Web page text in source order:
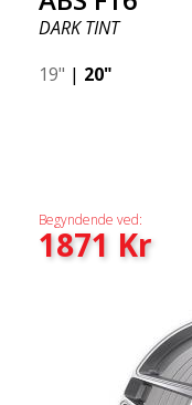
DARK TINT
19" | 20"
Begyndende ved:
1871 Kr